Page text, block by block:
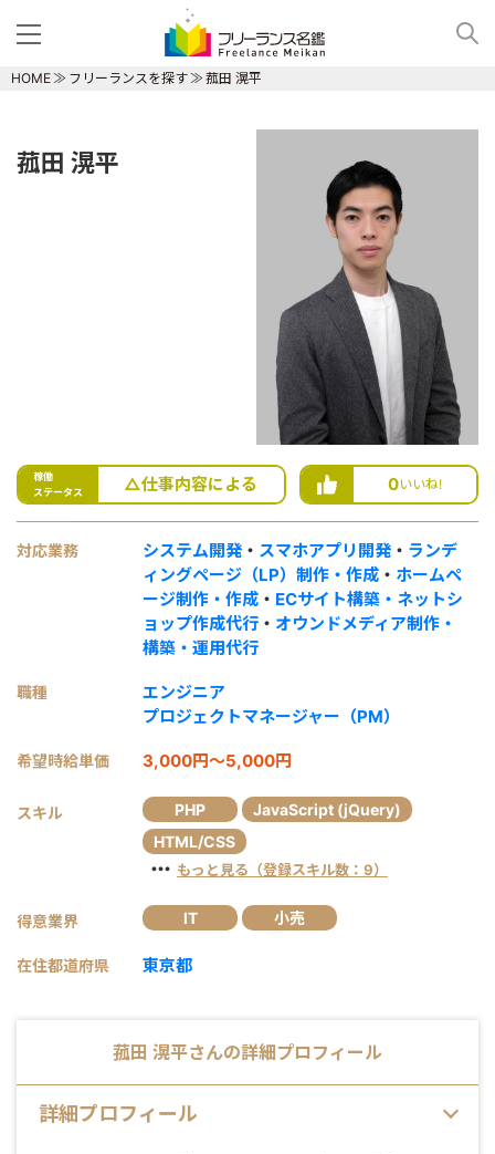
HOME フリーランスを探す 菰田 滉平
菰田 滉平
稼働
ステータス
△仕事内容による 0いいね!
対応業務 システム開発 ・ スマホアプリ開発 ・ ランデ
ィングページ（LP）制作・作成 ・ ホームペ
ージ制作・作成 ・ ECサイト構築・ネットシ
ョップ作成代行 ・ オウンドメディア制作・
構築・運用代行
職種
エンジニア
プロジェクトマネージャー（PM）
希望時給単価 3,000円～5,000円
スキル PHP
JavaScript (jQuery)
HTML/CSS
・・・ もっと見る（登録スキル数：9）
得意業界 IT 小売
在住都道府県 東京都
菰田 滉平さんの詳細プロフィール
詳細プロフィール